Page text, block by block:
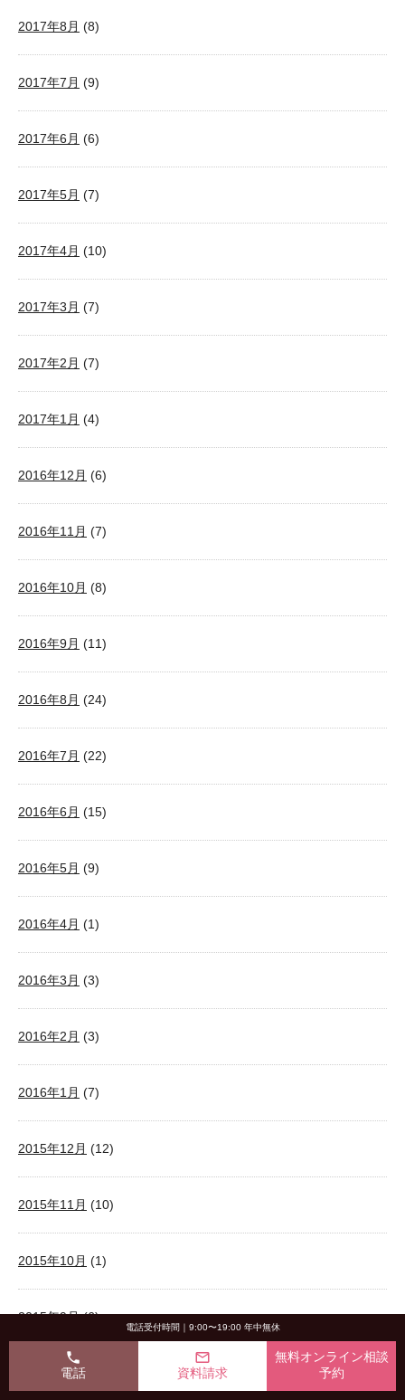
2017年8月 (8)
2017年7月 (9)
2017年6月 (6)
2017年5月 (7)
2017年4月 (10)
2017年3月 (7)
2017年2月 (7)
2017年1月 (4)
2016年12月 (6)
2016年11月 (7)
2016年10月 (8)
2016年9月 (11)
2016年8月 (24)
2016年7月 (22)
2016年6月 (15)
2016年5月 (9)
2016年4月 (1)
2016年3月 (3)
2016年2月 (3)
2016年1月 (7)
2015年12月 (12)
2015年11月 (10)
2015年10月 (1)
2015年9月(6)
2015年8月(3)
電話受付時間｜9:00〜19:00 年中無休
phone
電話
mail_outline
資料請求
無料オンライン相談
予約